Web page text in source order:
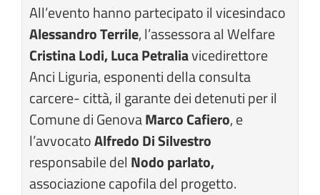
All’evento hanno partecipato il vicesindaco
Alessandro Terrile, l’assessora al Welfare
Cristina Lodi,Luca Petraliavicedirettore
Anci Liguria, esponenti della consulta
carcere- città, il garante dei detenuti per il
Comune di GenovaMarco Cafiero, e
l’avvocatoAlfredo Di Silvestro
responsabile del Nodo parlato,
associazione capofila del progetto.